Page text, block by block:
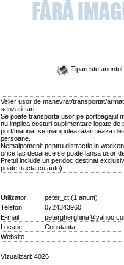
Tipareste anuntul
Velier usor de manevrat/transportat/
senzatii tari.
Se poate transporta usor pe portbagajul
nu implica costuri suplimentare legate de
port/marina; se manipuleaza/armeaza de
persoane.
Nemaipomenit pentru distractie in
orice lac deoarece se poate lansa usor
Pretul include un peridoc destinat
poate tracta cu auto).
Utilizator
peter_ct(1 anunt)
Telefon
0724343960
E-mail
Locatie
Constanta
Website
Vizualizari: 4026